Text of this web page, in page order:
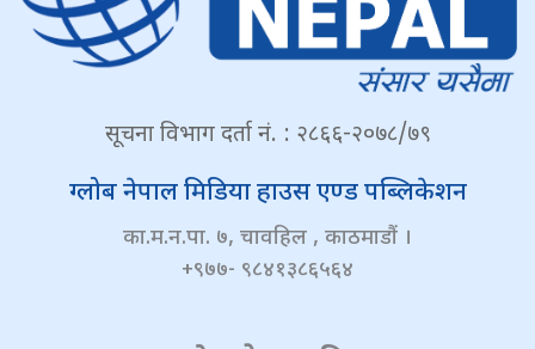
सूचना विभाग दर्ता नं. : २८६६-२०७८/७९
ग्लोब नेपाल मिडिया हाउस एण्ड पब्लिकेशन
का.म.न.पा. ७, चावहिल , काठमाडौं ।
+९७७- ९८४१३८६५६४